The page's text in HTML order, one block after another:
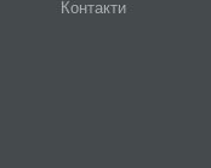
Контакти